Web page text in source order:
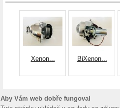
Xenon... BiXenon...
Aby Vám web dobře fungoval